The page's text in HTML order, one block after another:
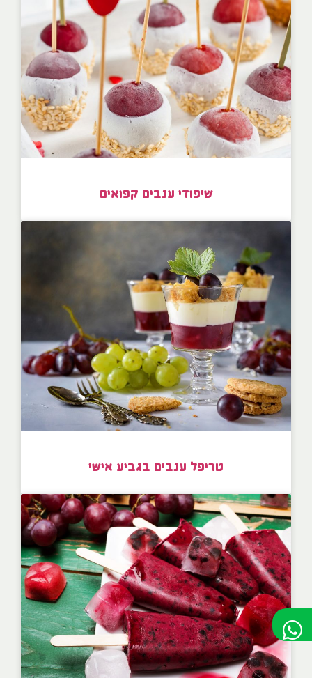
שיפודי ענבים קפואים
טריפל ענבים בגביע אישי